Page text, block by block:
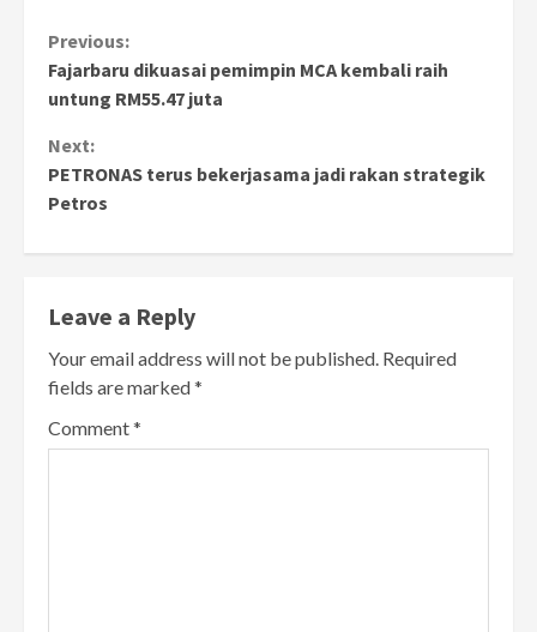
Continue
Reading
Previous:
Fajarbaru dikuasai pemimpin MCA kembali raih
untung RM55.47 juta
Next:
PETRONAS terus bekerjasama jadi rakan strategik
Petros
Leave a Reply
Your email address will not be published. Required
fields are marked*
Comment*